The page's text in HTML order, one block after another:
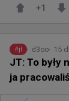
+1
#jt d3oo 15
JT: To były
ja